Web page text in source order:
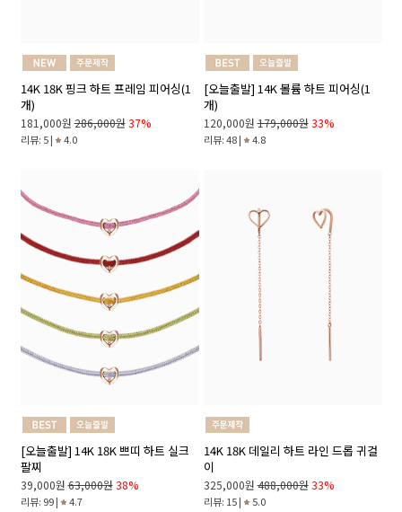
14K 18K 핑크 하트 프레임 피어싱(1
개)
181,000원 286,000원 37%
리뷰: 5 | 4.0
[오늘출발] 14K 볼륨 하트 피어싱(1
개)
120,000원 179,000원 33%
리뷰: 48 | 4.8
[오늘출발] 14K 18K 쁘띠 하트 실크
팔찌
39,000원 63,000원 38%
리뷰: 99 | 4.7
14K 18K 데일리 하트 라인 드롭 귀걸
이
325,000원 488,000원 33%
리뷰: 15 | 5.0